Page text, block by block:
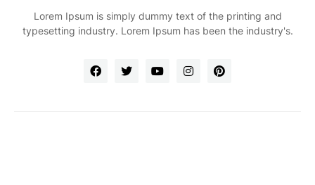
Lorem Ipsum is simply dummy text of the printing and
typesetting industry. Lorem Ipsum has been the industry's.